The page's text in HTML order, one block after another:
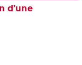
d’une